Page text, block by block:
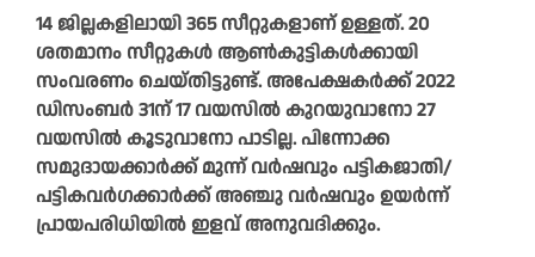
14 ജില്ലകളിലായി 365 സീറ്റുകളാണ് ഉള്ളത്. 20
ശതമാനം സീറ്റുകള്‍ ആണ്‍കുട്ടികള്‍ക്കായി
സംവരണം ചെയ്തിട്ടുണ്ട്. അപേക്ഷകര്‍ക്ക് 2022
ഡിസംബര്‍ 31ന് 17 വയസില്‍ കുറയുവാനോ 27
വയസില്‍ കൂടുവാനോ പാടില്ല. പിന്നോക്ക
സമുദായക്കാര്‍ക്ക് മുന്ന് വര്‍ഷവും പട്ടികജാതി/
പട്ടികവര്‍ഗക്കാര്‍ക്ക് അഞ്ചു വര്‍ഷവും ഉയര്‍ന്ന്
പ്രായപരിധിയില്‍ ഇളവ് അനുവദിക്കും.